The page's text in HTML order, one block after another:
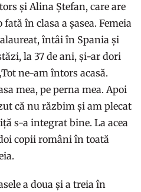
și Alina Ștefan, care are
în clasa a șasea. Femeia
întâi în Spania și
la 37 de ani, și-ar dori
ne-am întors acasă.
mea, pe perna mea. Apoi
că nu răzbim și am plecat
s-a integrat bine. La acea
copii români în toată
a doua și a treia în